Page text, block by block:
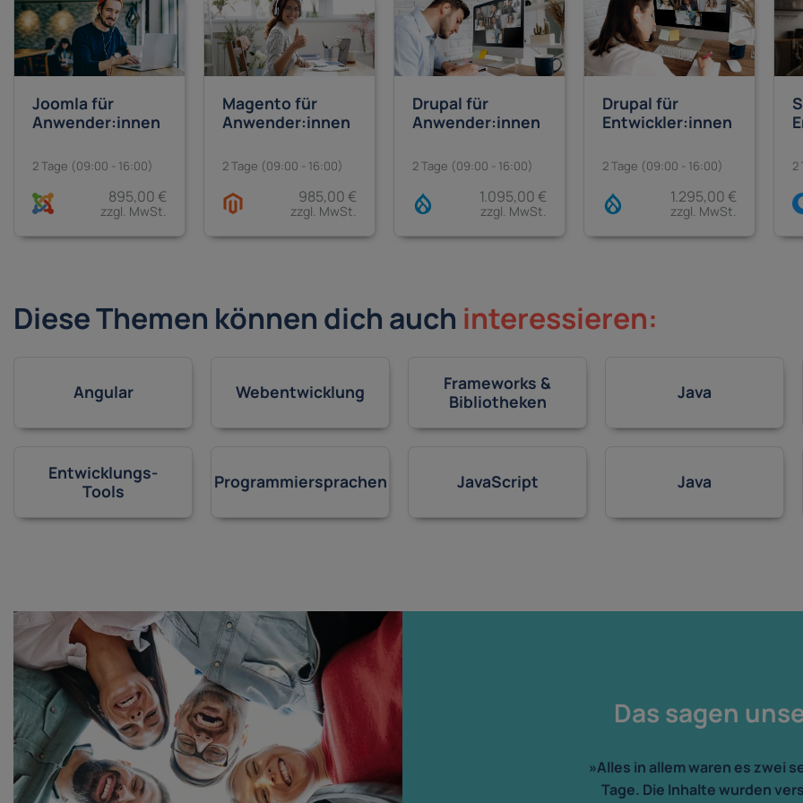
Joomla für
Anwender:innen
2 Tage (09:00 - 16:00)
895,00 €
zzgl. MwSt.
Magento für
Anwender:innen
2 Tage (09:00 - 16:00)
985,00 €
zzgl. MwSt.
Drupal für
Anwender:innen
2 Tage (09:00 - 16:00)
1.095,00 €
zzgl. MwSt.
Drupal für
Entwickler:innen
2 Tage (09:00 - 16:00)
1.295,00 €
zzgl. MwSt.
2
Diese Themen können dich auch interessieren:
Angular
Entwicklungs-
Tools
Webentwicklung
Programmiersprachen
Frameworks &
Bibliotheken
JavaScript
Java
Java
Das sagen
Fragen und Bedürfnisse
großes Fachwissen und
»Alles in allem waren es zwei
Tage. Die Inhalte wurden